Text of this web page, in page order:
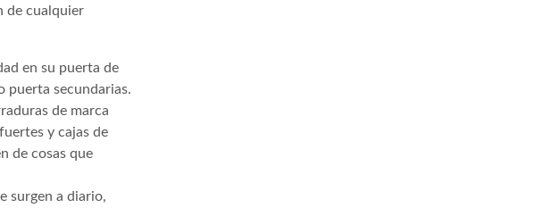
de cualquier
en su puerta de
puerta secundarias.
de marca
y cajas de
de cosas que
surgen a diario,